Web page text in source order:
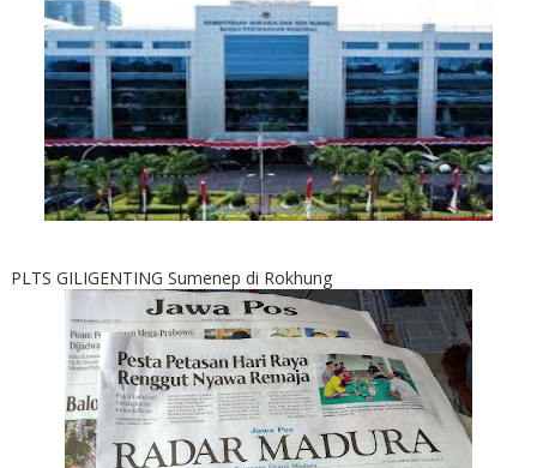
PLTS GILIGENTING Sumenep di Rokhung